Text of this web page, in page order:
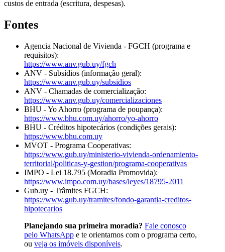
custos de entrada (escritura, despesas).
Fontes
Agencia Nacional de Vivienda - FGCH (programa e
requisitos):
https://www.anv.gub.uy/fgch
ANV - Subsídios (informação geral):
https://www.anv.gub.uy/subsidios
ANV - Chamadas de comercialização:
https://www.anv.gub.uy/comercializaciones
BHU - Yo Ahorro (programa de poupança):
https://www.bhu.com.uy/ahorro/yo-ahorro
BHU - Créditos hipotecários (condições gerais):
https://www.bhu.com.uy
MVOT - Programa Cooperativas:
https://www.gub.uy/ministerio-vivienda-ordenamiento-
territorial/politicas-y-gestion/programa-cooperativas
IMPO - Lei 18.795 (Moradia Promovida):
https://www.impo.com.uy/bases/leyes/18795-2011
Gub.uy - Trâmites FGCH:
https://www.gub.uy/tramites/fondo-garantia-creditos-
hipotecarios
Planejando sua primeira moradia? Fale conosco
pelo WhatsApp e te orientamos com o programa certo,
ou veja os imóveis disponíveis.